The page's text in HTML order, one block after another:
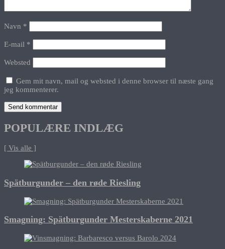
Navn *
E-mail *
Websted
Gem mit navn, mail og websted i denne browser til næste gang
jeg kommenterer.
POPULÆRE INDLÆG
[ Vis alle ]
Spätburgunder – den røde Riesling
Smagning: Spätburgunder Mesterskaberne 2021